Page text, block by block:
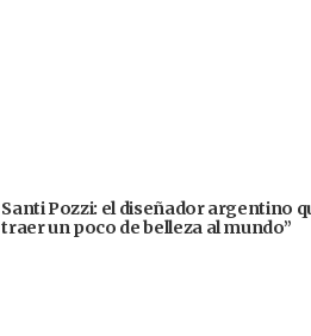
Santi Pozzi: el diseñador argentino
traer un poco de belleza al mundo”